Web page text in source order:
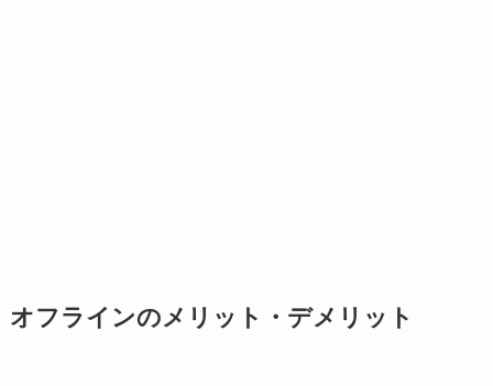
オフラインのメリット・デメリット